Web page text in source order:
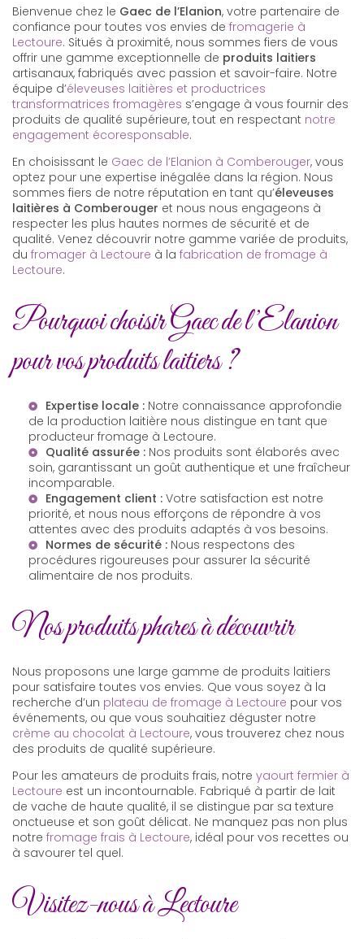
Bienvenue chez le Gaec de l’Elanion, votre partenaire de
confiance pour toutes vos envies de fromagerie à
Lectoure. Situés à proximité, nous sommes fiers de vous
offrir une gamme exceptionnelle de produits laitiers
artisanaux, fabriqués avec passion et savoir-faire. Notre
équipe d’éleveuses laitières et productrices
transformatrices fromagères s’engage à vous fournir des
produits de qualité supérieure, tout en respectant notre
engagement écoresponsable.
En choisissant le Gaec de l’Elanion à Comberouger, vous
optez pour une expertise inégalée dans la région. Nous
sommes fiers de notre réputation en tant qu’éleveuses
laitières à Comberouger et nous nous engageons à
respecter les plus hautes normes de sécurité et de
qualité. Venez découvrir notre gamme variée de produits,
du fromager à Lectoure à la fabrication de fromage à
Lectoure.
Pourquoi choisir Gaec de l’Elanion
pour vos produits laitiers ?
Expertise locale : Notre connaissance approfondie
de la production laitière nous distingue en tant que
producteur fromage à Lectoure.
Qualité assurée : Nos produits sont élaborés avec
soin, garantissant un goût authentique et une fraîcheur
incomparable.
Engagement client : Votre satisfaction est notre
priorité, et nous nous efforçons de répondre à vos
attentes avec des produits adaptés à vos besoins.
Normes de sécurité : Nous respectons des
procédures rigoureuses pour assurer la sécurité
alimentaire de nos produits.
Nos produits phares à découvrir
Nous proposons une large gamme de produits laitiers
pour satisfaire toutes vos envies. Que vous soyez à la
recherche d’un plateau de fromage à Lectoure pour vos
événements, ou que vous souhaitiez déguster notre
crème au chocolat à Lectoure, vous trouverez chez nous
des produits de qualité supérieure.
Pour les amateurs de produits frais, notre yaourt fermier à
Lectoure est un incontournable. Fabriqué à partir de lait
de vache de haute qualité, il se distingue par sa texture
onctueuse et son goût délicat. Ne manquez pas non plus
notre fromage frais à Lectoure, idéal pour vos recettes ou
à savourer tel quel.
Visitez-nous à Lectoure